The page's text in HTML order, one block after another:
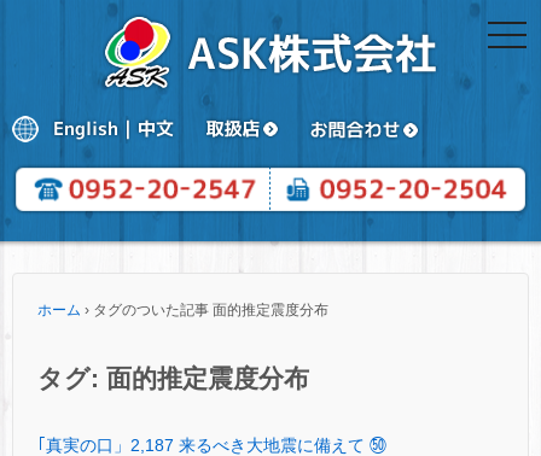
ホーム › タグのついた記事 面的推定震度分布
タグ: 面的推定震度分布
｢真実の口」2,187 来るべき大地震に備えて ㊿